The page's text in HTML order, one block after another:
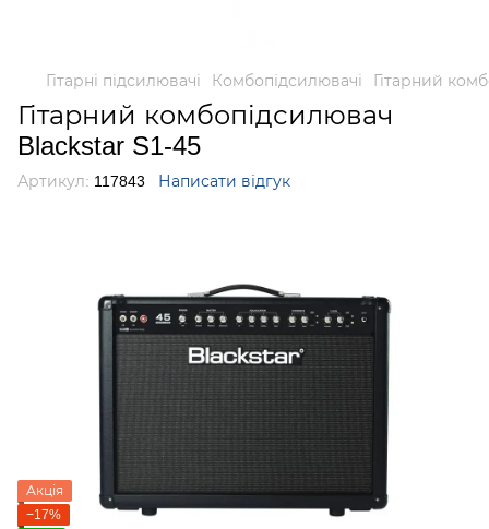
Гітарні підсилювачі Комбопідсилювачі Гітарний
Гітарний комбопідсилювач
Blackstar S1-45
Артикул: 117843 Написати відгук
Акція
−17%